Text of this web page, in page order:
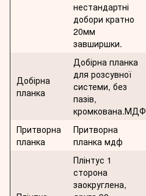
нестандартні
добори кратно
20мм
завширшки.
Добірна
планка
Добірна планка
для розсувної
системи, без
пазів,
кромкована.МДФ
Притворна
планка
Притворна
планка мдф
Плінтус 1
сторона
заокруглена,